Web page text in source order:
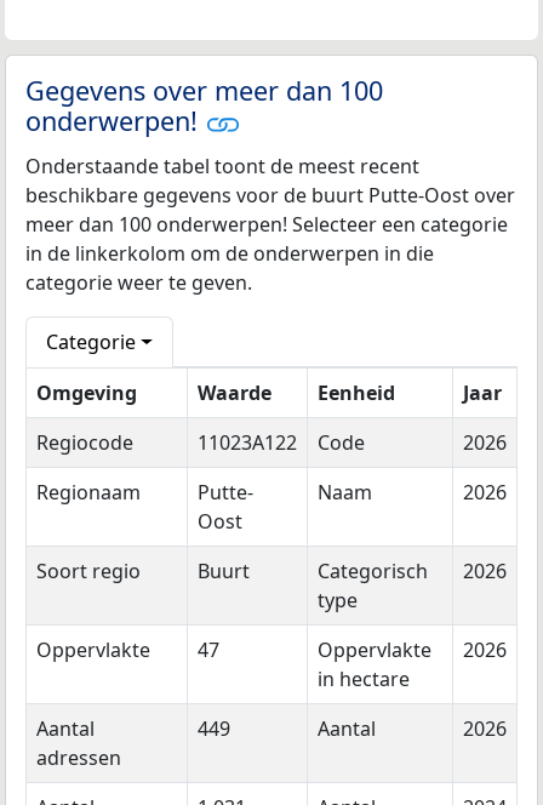
Gegevens over meer dan 100
onderwerpen!
Onderstaande tabel toont de meest recent
beschikbare gegevens voor de buurt Putte-Oost over
meer dan 100 onderwerpen! Selecteer een categorie
in de linkerkolom om de onderwerpen in die
categorie weer te geven.
Categorie
Omgeving
Waarde Eenheid
Jaar
Regiocode
11023A122 Code
2026
Regionaam
Putte-
Oost
Naam 2026
Soort regio Buurt
Categorisch
type
2026
Oppervlakte 47
Oppervlakte
in hectare
2026
Aantal
adressen
449 Aantal 2026